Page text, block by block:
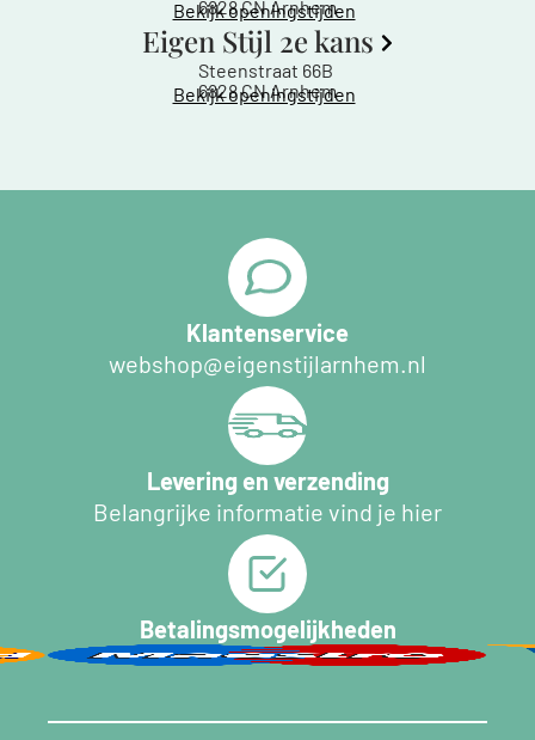
6828 CN Arnhem
Bekijk openingstijden
Eigen Stijl 2e kans
Steenstraat 66B
6828 CN Arnhem
Bekijk openingstijden
Klantenservice
webshop@eigenstijlarnhem.nl
Levering en verzending
Belangrijke informatie vind je hier
Betalingsmogelijkheden